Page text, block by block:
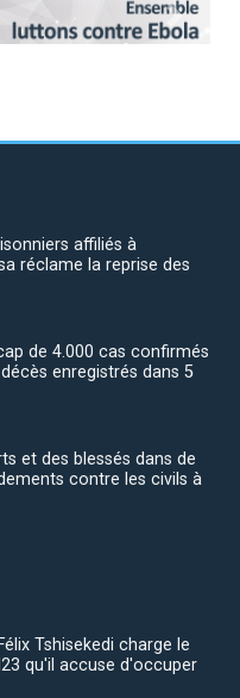
Next
affiliés à
réclame la reprise des
de 4.000 cas confirmés
enregistrés dans 5
et des blessés dans de
contre les civils à
Tshisekedi charge le
qu'il accuse d'occuper